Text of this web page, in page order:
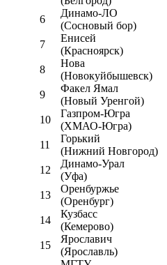
6
Динамо-ЛО
(Сосновый бор)
7
Енисей
(Красноярск)
8
Нова
(Новокуйбышевск)
9
Факел Ямал
(Новый Уренгой)
10
Газпром-Югра
(ХМАО-Югра)
11
Горький
(Нижний Новгород)
12
Динамо-Урал
(Уфа)
13
Оренбуржье
(Оренбург)
14
Кузбасс
(Кемерово)
15
Ярославич
(Ярославль)